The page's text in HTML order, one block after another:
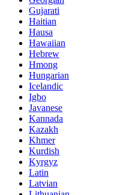
Gujarati
Haitian
Hausa
Hawaiian
Hebrew
Hmong
Hungarian
Icelandic
Igbo
Javanese
Kannada
Kazakh
Khmer
Kurdish
Kyrgyz
Latin
Latvian